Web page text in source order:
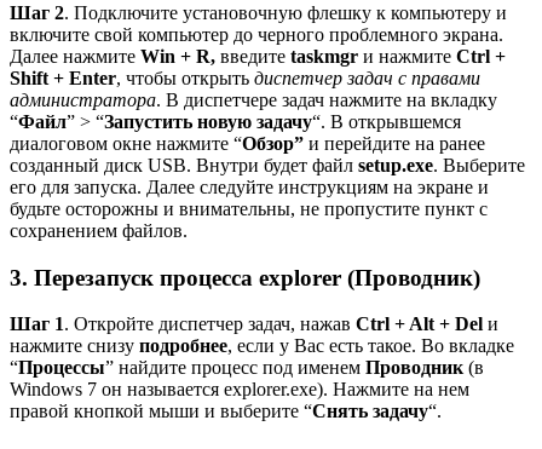
Шаг 2. Подключите установочную флешку к компьютеру и
включите свой компьютер до черного проблемного экрана.
Далее нажмите Win + R, введите taskmgr и нажмите Ctrl +
Shift + Enter, чтобы открыть диспетчер задач с правами
администратора. В диспетчере задач нажмите на вкладку
“Файл” > “Запустить новую задачу“. В открывшемся
диалоговом окне нажмите “Обзор” и перейдите на ранее
созданный диск USB. Внутри будет файл setup.exe. Выберите
его для запуска. Далее следуйте инструкциям на экране и
будьте осторожны и внимательны, не пропустите пункт с
сохранением файлов.
3. Перезапуск процесса explorer (Проводник)
Шаг 1. Откройте диспетчер задач, нажав Ctrl + Alt + Del и
нажмите снизу подробнее, если у Вас есть такое. Во вкладке
“Процессы” найдите процесс под именем Проводник (в
Windows 7 он называется explorer.exe). Нажмите на нем
правой кнопкой мыши и выберите “Снять задачу“.